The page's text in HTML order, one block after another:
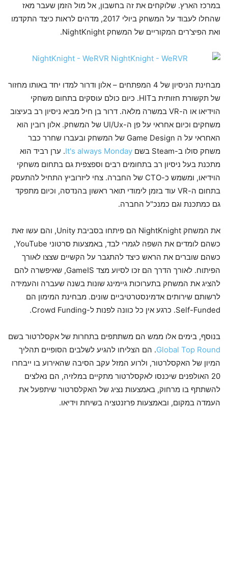
במרכז הארץ. שלוקחים את זה בחשבון, אל מול הזמן שעבר מאז
שהחלו לעבוד על המשחק ביולי 2017, מדהים לראות כיצד התקדמו
ואת הפיצ'רים המקוריים של המשחק NightKnight.
מבחינת הניסיון של 4 המפתחים – אלון ודרור למדו יחד באותו מחזור
של תקשורת חזותית בHIT. כיום כולם עוסקים בתחום משחקי
הוידיאו או ה-VR במשרה מלאה. דרור בן חיל מביא ניסיון רב בעיצוב
משחקים וכיום אחראי על פן ה-UI/Ux של המשחק. אלון רובין הוא
האחראי על ה Game Design של המשחק ובעברו שחרר כבר
משחק סולו ב-Steam בשם
It's always Monday. ערן רביד הוא
מתכנת בעל ניסיון רב בתחומים רבים וספצפית גם בתחום משחקי
הוידיאו, ומשמש כ-CTO של החברה. צחי ליזרוביץ התחיל להתעסק
בתחום ה-VR עוד בזמן לימודי תואר ראשון בהנדסה, וכיום מתפקד
גם כמתכנת וגם כמנכ"ל החברה.
את המשחק NightKnight הם פיתחו בסביבת Unity, והם עשו זאת
כשהם לומדים את השפה לגמרי לבד, באמצעות סרטוני YouTube,
כשהם שוברים את הראש כיצד להתגבר על הקשיים שצצו לאורך
הפיתוח. לאורך הדרך הם זכו לסיוע מצד GameIS, שאיפשרה להם
להציג את המשחק בתערוכות גיימינג שונות בשנה שעברה והעמידה
לרשותם שירותים אדמינסטרטיביים שונים. מבחינת המימון הם
Self-Funded. כרגע אין כל כוונה לפנות ל-Crowd Funding.
בנוסף, בימים אלו ממש הם משתתפים בתחרות של אקסלרטור בשם
Global Top Round. הם הצליחו להגיע לשלבים הסופיים תהליך
המיון של האקסלרטור, ולרוע המזל עקב הסיבה שהאירוע בו ייבחרו
20 האולפנים שיכנסו לאקסלרטור מתקיים במלזיה, הם נאלצים
להשתתף בו מרחוק, באמצעות נציג של האקלסרטור שיתפעל את
העמדה במקום, ובאמצעות פרזנטציה בשיחת וידיאו.